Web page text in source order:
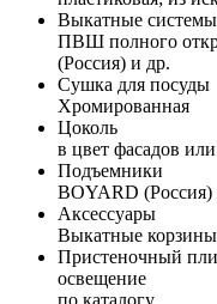
Выкатные системы
ПВШ полного
(Россия) и др.
Сушка для посуды
Хромированная
Цоколь
в цвет фасадов
Подъемники
BOYARD (Россия)
Аксессуары
Выкатные
Пристеночный
освещение
по каталогу